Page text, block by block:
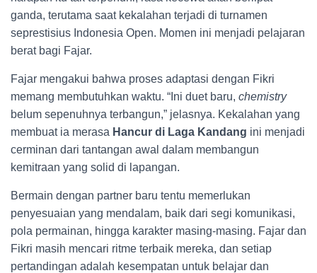
ganda, terutama saat kekalahan terjadi di turnamen
seprestisius Indonesia Open. Momen ini menjadi pelajaran
berat bagi Fajar.
Fajar mengakui bahwa proses adaptasi dengan Fikri
memang membutuhkan waktu. “Ini duet baru, chemistry
belum sepenuhnya terbangun,” jelasnya. Kekalahan yang
membuat ia merasa Hancur di Laga Kandang ini menjadi
cerminan dari tantangan awal dalam membangun
kemitraan yang solid di lapangan.
Bermain dengan partner baru tentu memerlukan
penyesuaian yang mendalam, baik dari segi komunikasi,
pola permainan, hingga karakter masing-masing. Fajar dan
Fikri masih mencari ritme terbaik mereka, dan setiap
pertandingan adalah kesempatan untuk belajar dan